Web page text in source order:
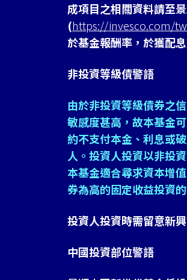
成項目之相關資料請至
(https://invesco.com/
於基金報酬率，於獲配
非投資等級債警語
由於非投資等級債券之
敏感度甚高，故本基金
約不支付本金、利息或
人。投資人投資以非投
本基金適合尋求資本增
券為高的固定收益投資
投資人投資時需留意新
中國投資部位警語